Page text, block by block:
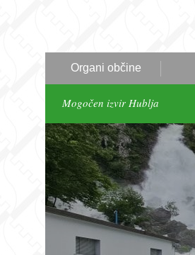
Organi občine
Mogočen izvir Hublja